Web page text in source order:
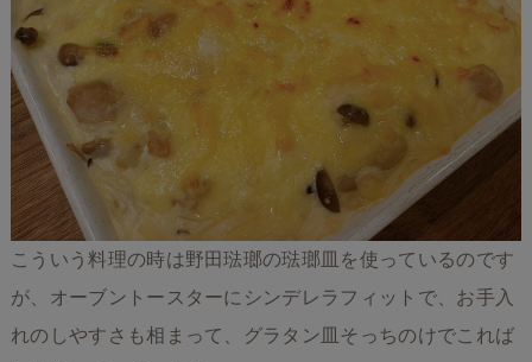
こういう料理の時は野田琺瑯の琺瑯皿を使っているのです
が、オーブントースターにシンデレラフィットで、お手入
れのしやすさも相まって、グラタン皿そっちのけでこれば